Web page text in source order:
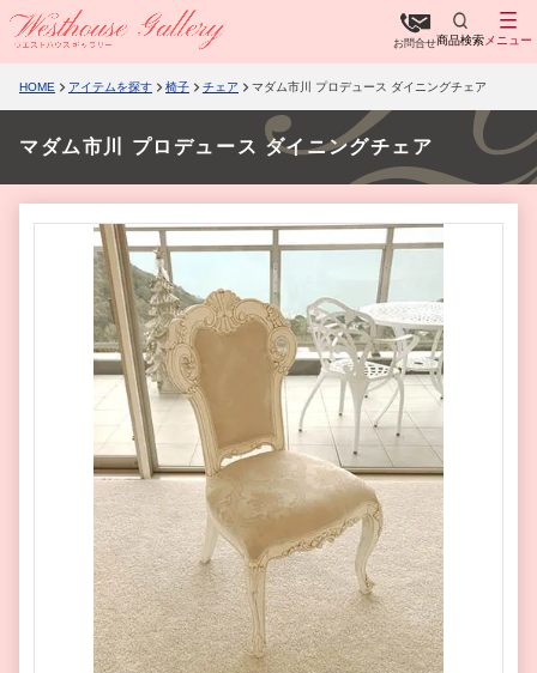
お問合せ商品検索 メニュー
HOME アイテムを探す 椅子 チェア マダム市川 プロデュース ダイニングチェア
マダム市川 プロデュース ダイニングチェア